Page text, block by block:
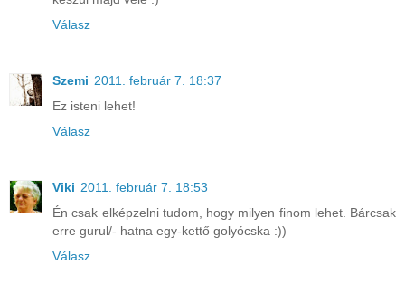
Válasz
Szemi 2011. február 7. 18:37
Ez isteni lehet!
Válasz
Viki 2011. február 7. 18:53
Én csak elképzelni tudom, hogy milyen finom lehet. Bárcsak
erre gurul/- hatna egy-kettő golyócska :))
Válasz